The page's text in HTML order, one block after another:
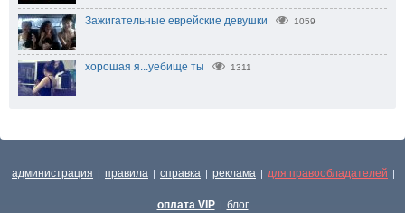
Зажигательные еврейские девушки 1059
хорошая я...уебище ты 1311
администрация | правила | справка | реклама | для правообладателей |
оплата VIP | блог